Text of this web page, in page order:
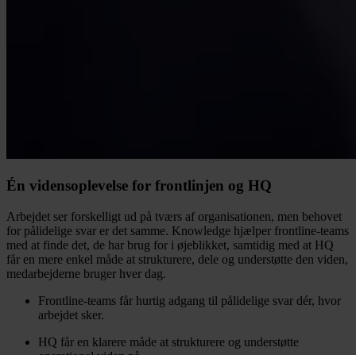
Én vidensoplevelse for frontlinjen og HQ
Arbejdet ser forskelligt ud på tværs af organisationen, men behovet
for pålidelige svar er det samme. Knowledge hjælper frontline-teams
med at finde det, de har brug for i øjeblikket, samtidig med at HQ
får en mere enkel måde at strukturere, dele og understøtte den viden,
medarbejderne bruger hver dag.
Frontline-teams får hurtig adgang til pålidelige svar dér, hvor
arbejdet sker.
HQ får en klarere måde at strukturere og understøtte